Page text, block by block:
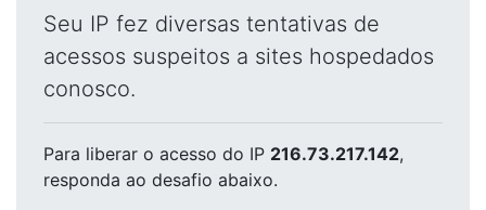
Seu IP fez diversas tentativas de
acessos suspeitos a sites hospedados
conosco.
Para liberar o acesso do IP 216.73.217.142,
responda ao desafio abaixo.